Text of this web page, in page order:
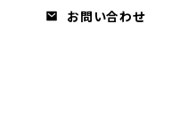
お問い合わせ